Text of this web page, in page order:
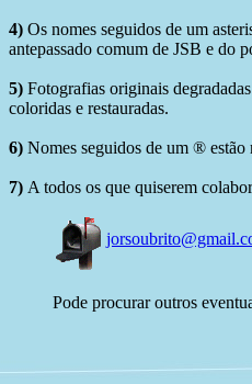
4) Os nomes seguidos de um
antepassado comum de JSB e do
5) Fotografias originais
coloridas e restauradas.
6) Nomes seguidos de um ® estão
7) A todos os que quiserem
Pode procurar outros